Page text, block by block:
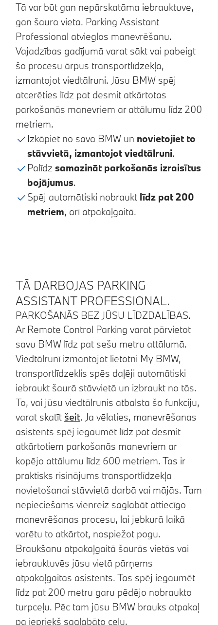
Tā var būt gan nepārskatāma iebrauktuve,
gan šaura vieta. Parking Assistant
Professional atvieglos manevrēšanu.
Vajadzības gadījumā varat sākt vai pabeigt
šo procesu ārpus transportlīdzekļa,
izmantojot viedtālruni. Jūsu BMW spēj
atcerēties līdz pat desmit atkārtotas
parkošanās manevriem ar attālumu līdz 200
metriem.
Izkāpiet no sava BMW un novietojiet to
stāvvietā, izmantojot viedtālruni.
Palīdz samazināt parkošanās izraisītus
bojājumus.
Spēj automātiski nobraukt līdz pat 200
metriem, arī atpakaļgaitā.
TĀ DARBOJAS PARKING
ASSISTANT PROFESSIONAL.
PARKOŠANĀS BEZ JŪSU LĪDZDALĪBAS.
Ar Remote Control Parking varat pārvietot
savu BMW līdz pat sešu metru attālumā.
Viedtālrunī izmantojot lietotni My BMW,
transportlīdzeklis spēs daļēji automātiski
iebraukt šaurā stāvvietā un izbraukt no tās.
To, vai jūsu viedtālrunis atbalsta šo funkciju,
varat skatīt šeit. Ja vēlaties, manevrēšanas
asistents spēj iegaumēt līdz pat desmit
atkārtotiem parkošanās manevriem ar
kopējo attālumu līdz 600 metriem. Tas ir
praktisks risinājums transportlīdzekļa
novietošanai stāvvietā darbā vai mājās. Tam
nepieciešams vienreiz saglabāt attiecīgo
manevrēšanas procesu, lai jebkurā laikā
varētu to atkārtot, nospiežot pogu.
Braukšanu atpakaļgaitā šaurās vietās vai
iebrauktuvēs jūsu vietā pārņems
atpakaļgaitas asistents. Tas spēj iegaumēt
līdz pat 200 metru garu pēdējo nobraukto
turpceļu. Pēc tam jūsu BMW brauks atpakaļ
pa iepriekš saglabāto ceļu.